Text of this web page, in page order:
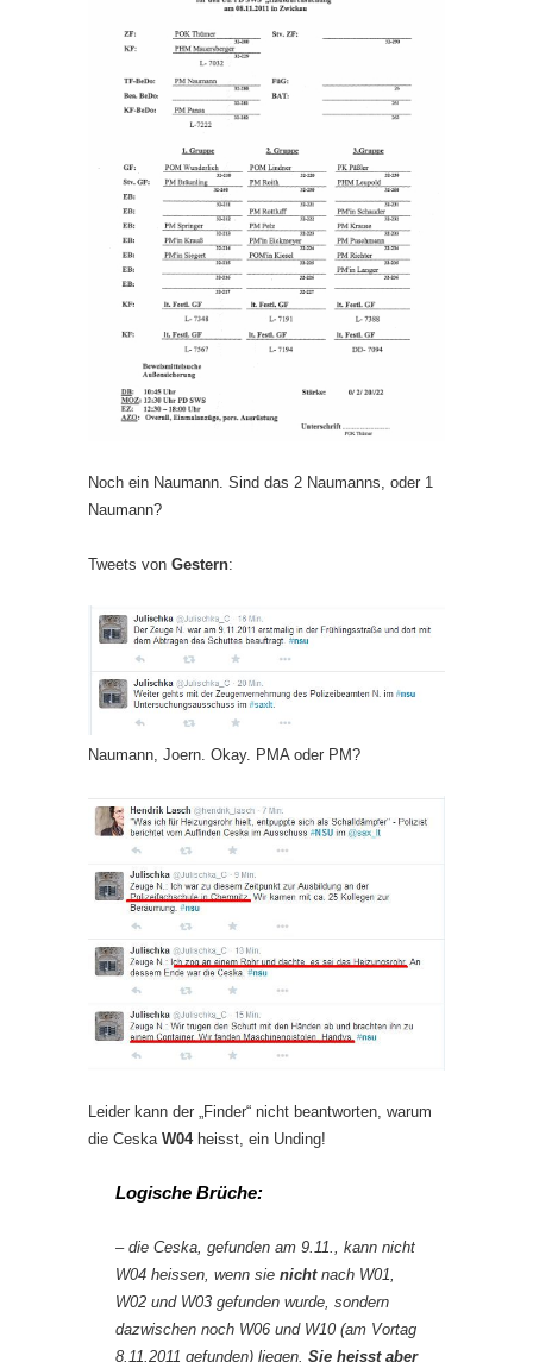
Noch ein Naumann. Sind das 2 Naumanns, oder 1
Naumann?
Tweets von Gestern:
Naumann, Joern. Okay. PMA oder PM?
Leider kann der „Finder“ nicht beantworten, warum
die Ceska W04heisst, ein Unding!
Logische Brüche:
– die Ceska, gefunden am 9.11., kann nicht
W04 heissen, wenn sie nichtnach W01,
W02 und W03 gefunden wurde, sondern
dazwischen noch W06 und W10 (am Vortag
8.11.2011 gefunden) liegen. Sie heisst aber